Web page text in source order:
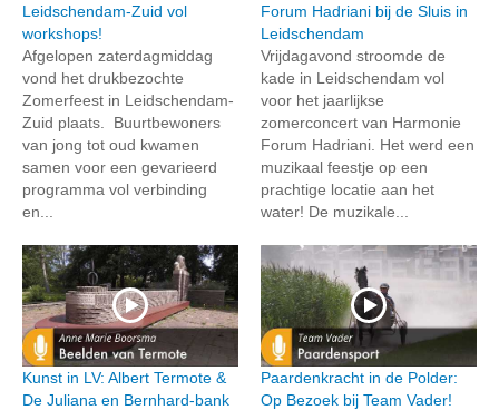
Leidschendam-Zuid vol
workshops!
Afgelopen zaterdagmiddag
vond het drukbezochte
Zomerfeest in Leidschendam-
Zuid plaats. Buurtbewoners
van jong tot oud kwamen
samen voor een gevarieerd
programma vol verbinding
en...
Forum Hadriani bij de Sluis in
Leidschendam
Vrijdagavond stroomde de
kade in Leidschendam vol
voor het jaarlijkse
zomerconcert van Harmonie
Forum Hadriani. Het werd een
muzikaal feestje op een
prachtige locatie aan het
water! De muzikale...
Kunst in LV: Albert Termote &
De Juliana en Bernhard-bank
Paardenkracht in de Polder:
Op Bezoek bij Team Vader!